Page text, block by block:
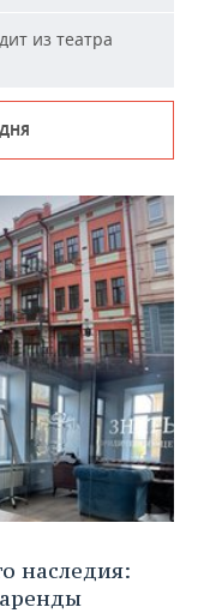
из театра
наследия: